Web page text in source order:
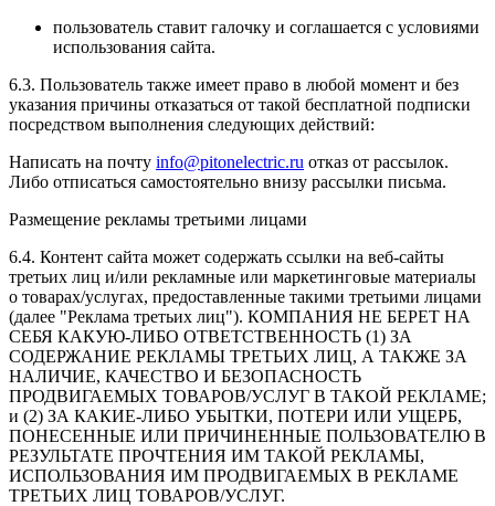
пользователь ставит галочку и соглашается с условиями
использования сайта.
6.3. Пользователь также имеет право в любой момент и без
указания причины отказаться от такой бесплатной подписки
посредством выполнения следующих действий:
Написать на почту info@pitonelectric.ru отказ от рассылок.
Либо отписаться самостоятельно внизу рассылки письма.
Размещение рекламы третьими лицами
6.4. Контент сайта может содержать ссылки на веб-сайты
третьих лиц и/или рекламные или маркетинговые материалы
о товарах/услугах, предоставленные такими третьими лицами
(далее "Реклама третьих лиц"). КОМПАНИЯ НЕ БЕРЕТ НА
СЕБЯ КАКУЮ-ЛИБО ОТВЕТСТВЕННОСТЬ (1) ЗА
СОДЕРЖАНИЕ РЕКЛАМЫ ТРЕТЬИХ ЛИЦ, А ТАКЖЕ ЗА
НАЛИЧИЕ, КАЧЕСТВО И БЕЗОПАСНОСТЬ
ПРОДВИГАЕМЫХ ТОВАРОВ/УСЛУГ В ТАКОЙ РЕКЛАМЕ;
и (2) ЗА КАКИЕ-ЛИБО УБЫТКИ, ПОТЕРИ ИЛИ УЩЕРБ,
ПОНЕСЕННЫЕ ИЛИ ПРИЧИНЕННЫЕ ПОЛЬЗОВАТЕЛЮ В
РЕЗУЛЬТАТЕ ПРОЧТЕНИЯ ИМ ТАКОЙ РЕКЛАМЫ,
ИСПОЛЬЗОВАНИЯ ИМ ПРОДВИГАЕМЫХ В РЕКЛАМЕ
ТРЕТЬИХ ЛИЦ ТОВАРОВ/УСЛУГ.